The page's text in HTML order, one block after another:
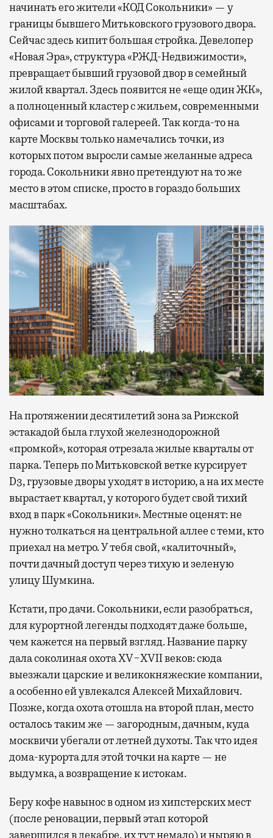
начинать его жители «КОД Сокольники» — у
границы бывшего Митьковского грузового двора.
Сейчас здесь кипит большая стройка. Девелопер
«Новая Эра», структура «РЖД-Недвижимости»,
превращает бывший грузовой двор в семейный
жилой квартал. Здесь появится не «еще один ЖК»,
а полноценный кластер с жильем, современными
офисами и торговой галереей. Так когда-то на
карте Москвы только намечались точки, из
которых потом выросли самые желанные адреса
города. Сокольники явно претендуют на то же
место в этом списке, просто в гораздо больших
масштабах.
На протяжении десятилетий зона за Рижской
эстакадой была глухой железнодорожной
«промкой», которая отрезала жилые кварталы от
парка. Теперь по Митьковской ветке курсирует
D3, грузовые дворы уходят в историю, а на их месте
вырастает квартал, у которого будет свой тихий
вход в парк «Сокольники». Местные оценят: не
нужно толкаться на центральной аллее с теми, кто
приехал на метро. У тебя свой, «калиточный»,
почти дачный доступ через тихую и зеленую
улицу Шумкина.
Кстати, про дачи. Сокольники, если разобраться,
для курортной легенды подходят даже больше,
чем кажется на первый взгляд. Название парку
дала соколиная охота XV−XVII веков: сюда
выезжали царские и великокняжеские компании,
а особенно ей увлекался Алексей Михайлович.
Позже, когда охота отошла на второй план, место
осталось таким же — загородным, дачным, куда
москвичи убегали от летней духоты. Так что идея
дома-курорта для этой точки на карте — не
выдумка, а возвращение к истокам.
Беру кофе навынос в одном из хипстерских мест
(после реновации, первый этап которой
завершился в декабре, их тут немало) и ныряю в